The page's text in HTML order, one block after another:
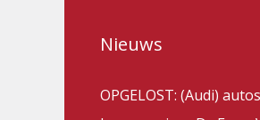
Nieuws
OPGELOST: (Audi)